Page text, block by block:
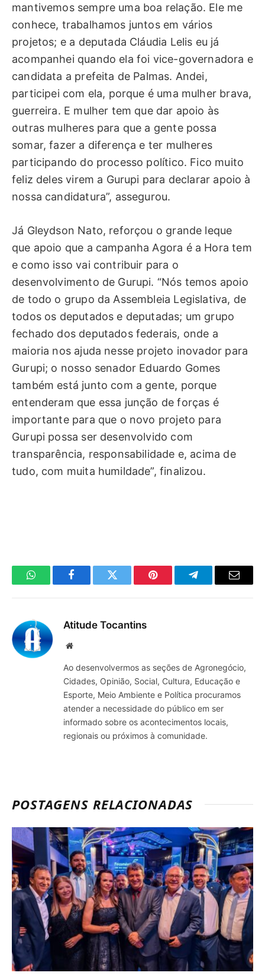
mantivemos sempre uma boa relação. Ele me
conhece, trabalhamos juntos em vários
projetos; e a deputada Cláudia Lelis eu já
acompanhei quando ela foi vice-governadora e
candidata a prefeita de Palmas. Andei,
participei com ela, porque é uma mulher brava,
guerreira. E mulher tem que dar apoio às
outras mulheres para que a gente possa
somar, fazer a diferença e ter mulheres
participando do processo político. Fico muito
feliz deles virem a Gurupi para declarar apoio à
nossa candidatura”, assegurou.
Já Gleydson Nato, reforçou o grande leque
que apoio que a campanha Agora é a Hora tem
e como isso vai contribuir para o
desenvolvimento de Gurupi. “Nós temos apoio
de todo o grupo da Assembleia Legislativa, de
todos os deputados e deputadas; um grupo
fechado dos deputados federais, onde a
maioria nos ajuda nesse projeto inovador para
Gurupi; o nosso senador Eduardo Gomes
também está junto com a gente, porque
entenderam que essa junção de forças é
importante para que o novo projeto para
Gurupi possa ser desenvolvido com
transparência, responsabilidade e, acima de
tudo, com muita humildade”, finalizou.
WhatsAppFacebookTwitter Pinterest TelegramaE-
Atitude Tocantins
Site
Ao desenvolvermos as seções de Agronegócio,
Cidades, Opinião, Social, Cultura, Educação e
Esporte, Meio Ambiente e Política procuramos
atender a necessidade do público em ser
informado sobre os acontecimentos locais,
regionais ou próximos à comunidade.
POSTAGENS RELACIONADAS